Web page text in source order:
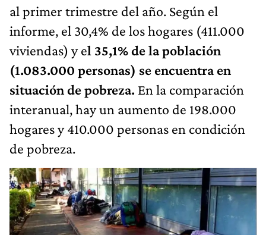
al primer trimestre del año. Según el
informe, el 30,4% de los hogares (411.000
viviendas) y el 35,1% de la población
(1.083.000 personas) se encuentra en
situación de pobreza. En la comparación
interanual, hay un aumento de 198.000
hogares y 410.000 personas en condición
de pobreza.